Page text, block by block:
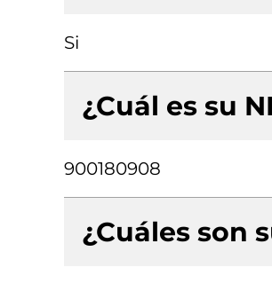
Si
¿Cuál es su
900180908
¿Cuáles son